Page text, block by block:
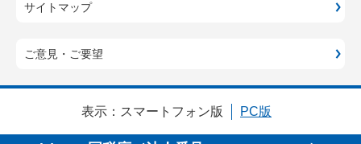
サイトマップ
ご意見・ご要望
表示： スマートフォン版 PC版